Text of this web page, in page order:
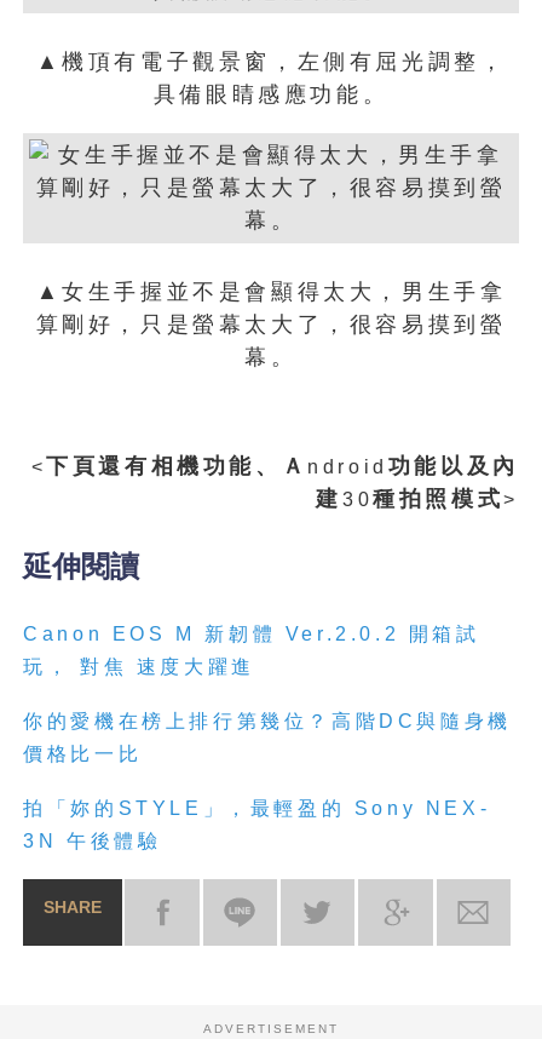
▲機頂有電子觀景窗，左側有屈光調整，
具備眼睛感應功能。
▲女生手握並不是會顯得太大，男生手拿
算剛好，只是螢幕太大了，很容易摸到螢
幕。
<下頁還有相機功能、Ａ ndroid 功能以及內
建 30種拍照模式>
延伸閱讀
Canon EOS M 新韌體 Ver.2.0.2 開箱試
玩， 對焦 速度大躍進
你的愛機在榜上排行第幾位？高階DC與隨身機
價格比一比
拍「妳的STYLE」，最輕盈的 Sony NEX-
3N 午後體驗
SHARE
ADVERTISEMENT